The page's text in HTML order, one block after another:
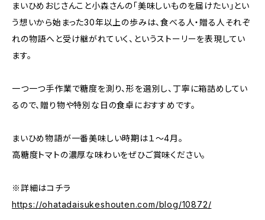
まいひめおじさんこと小森さんの「美味しいものを届けたい」とい
う想いから始まった30年以上の歩みは、食べる人・贈る人それぞ
れの物語へと受け継がれていく、というストーリーを表現してい
ます。
一つ一つ手作業で糖度を測り、形を選別し、丁寧に箱詰めしてい
るので、贈り物や特別な日の食卓におすすめです。
まいひめ物語が一番美味しい時期は１～4月。
高糖度トマトの濃厚な味わいをぜひご賞味ください。
※詳細はコチラ
https://ohatadaisukeshouten.com/blog/10872/